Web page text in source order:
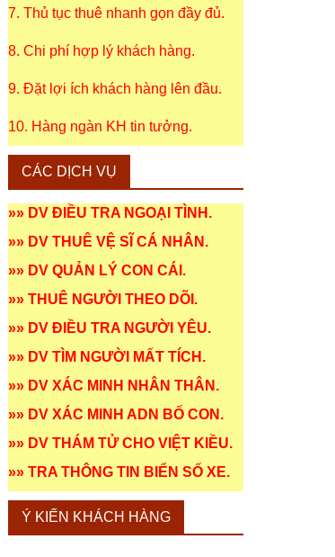
7. Thủ tục thuê nhanh gọn đầy đủ.
8. Chi phí hợp lý khách hàng.
9. Đặt lợi ích khách hàng lên đầu.
10. Hàng ngàn KH tin tưởng.
CÁC DỊCH VỤ
»» DV ĐIỀU TRA NGOẠI TÌNH .
»» DV THUÊ VỆ SĨ CÁ NHÂN .
»» DV QUẢN LÝ CON CÁI .
»» THUÊ NGƯỜI THEO DÕI .
»» DV ĐIỀU TRA NGƯỜI YÊU.
»» DV TÌM NGƯỜI MẤT TÍCH .
»» DV XÁC MINH NHÂN THÂN .
»» DV XÁC MINH ADN BỐ CON .
»» DV THÁM TỬ CHO VIỆT KIỀU.
»» TRA THÔNG TIN BIỂN SỐ XE.
Ý KIẾN KHÁCH HÀNG